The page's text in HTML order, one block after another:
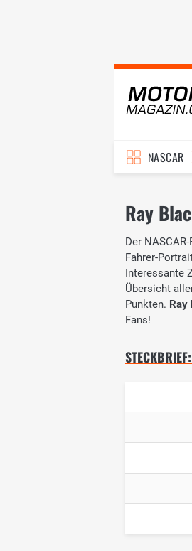
NASCAR
Ray
Der
Fahrer-
Interessante
Übersicht
Punkten. Ray
Fans!